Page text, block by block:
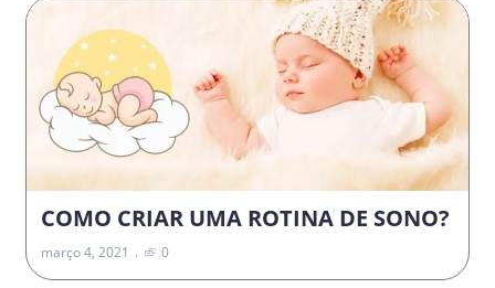
COMO CRIAR UMA ROTINA DE SONO?
março 4, 2021 0